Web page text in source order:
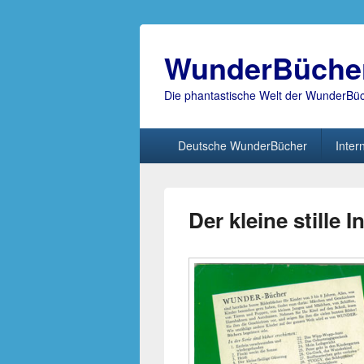
Die phantastische Welt der
Deutsche WunderBücher
Der kleine stille